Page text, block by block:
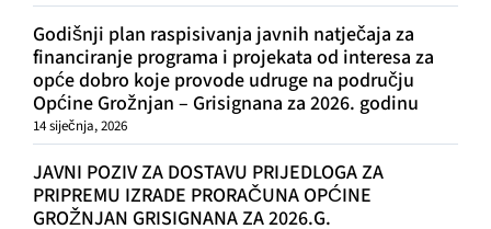
Godišnji plan raspisivanja javnih natječaja za
financiranje programa i projekata od interesa za
opće dobro koje provode udruge na području
Općine Grožnjan – Grisignana za 2026. godinu
14 siječnja, 2026
JAVNI POZIV ZA DOSTAVU PRIJEDLOGA ZA
PRIPREMU IZRADE PRORAČUNA OPĆINE
GROŽNJAN GRISIGNANA ZA 2026.G.